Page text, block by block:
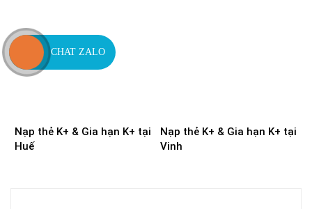
Nạp thẻ K+ & Gia hạn K+ tại
Huế
Nạp thẻ K+ & Gia hạn K+ tại
Vinh
CHAT ZALO